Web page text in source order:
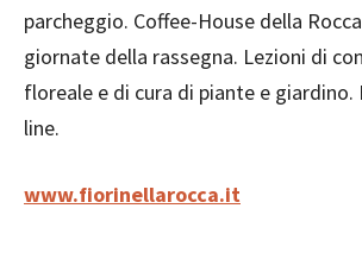
parcheggio. Coffee-House della
giornate della rassegna. Lezioni di
floreale e di cura di piante e
line.
www.fiorinellarocca.it